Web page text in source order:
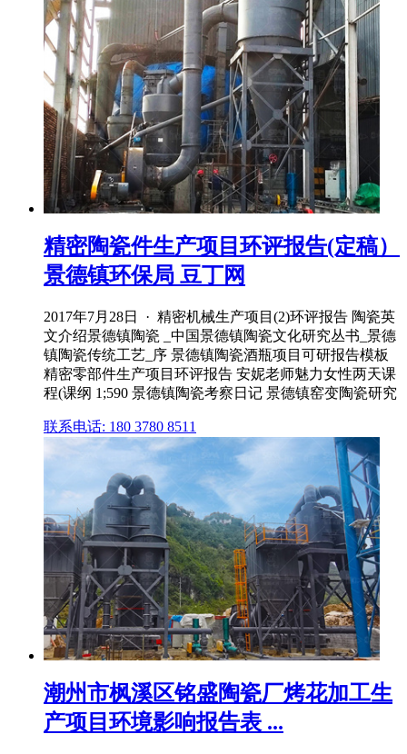
精密陶瓷件生产项目环评报告(定稿）
景德镇环保局 豆丁网
2017年7月28日 · 精密机械生产项目(2)环评报告 陶瓷英
文介绍景德镇陶瓷 _中国景德镇陶瓷文化研究丛书_景德
镇陶瓷传统工艺_序 景德镇陶瓷酒瓶项目可研报告模板
精密零部件生产项目环评报告 安妮老师魅力女性两天课
程(课纲 1;590 景德镇陶瓷考察日记 景德镇窑变陶瓷研究
联系电话: 180 3780 8511
潮州市枫溪区铭盛陶瓷厂烤花加工生
产项目环境影响报告表 ...